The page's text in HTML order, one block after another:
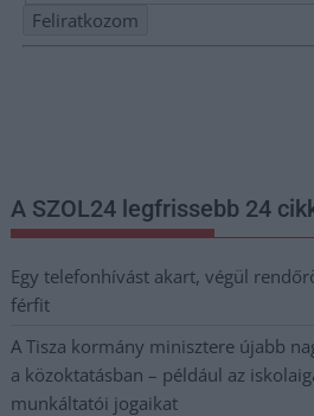
A SZOL24 legfrissebb 24
Egy telefonhívást akart, végül
férfit
A Tisza kormány minisztere újabb
a közoktatásban – például az
munkáltatói jogaikat